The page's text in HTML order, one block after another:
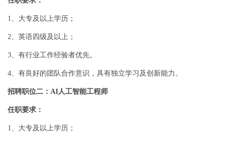
1、大专及以上学历；
2、英语四级及以上；
3、有行业工作经验者优先。
4、有良好的团队合作意识，具有独立学习及创新能力。
招聘职位二：AI人工智能工程师
任职要求：
1、大专及以上学历；